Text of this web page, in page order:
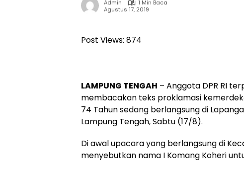
Admin
1 Min Baca
Agustus 17, 2019
Post Views: 874
LAMPUNG TENGAH – Anggota DPR RI
membacakan teks proklamasi
74 Tahun sedang berlangsung di
Lampung Tengah, Sabtu (17/8).
Di awal upacara yang berlangsung di
menyebutkan nama I Komang Koheri